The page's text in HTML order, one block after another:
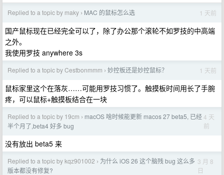
Replied to a topic by maky › MAC 的鼠标怎么选 1 天前
国产鼠标现在已经完全可以了，除了办公那个滚轮不如罗技的中高端
之外。
我使用罗技 anywhere 3s
Replied to a topic by Cestbonmmm › 妙控板还是妙控鼠标？ 1 天前
鼠标家里这个在落灰……可能用罗技习惯了。触摸板时间用长了手腕
疼，可以鼠标+触摸板结合在一块
Replied to a topic by 19cm › macOS 啥时候能更新 macos 27 beta5, 已经
半个月了,beta4 好多 bug
4 天
前
没有放出 beta5 来
Replied to a topic by kqz901002 › 为什么 iOS 26 这个脑残 bug 这么多
版本都没有修复?
3 月 8
日